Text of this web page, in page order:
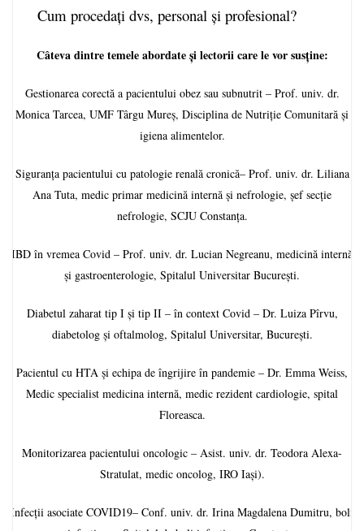
Cum procedați dvs, personal și profesional?
Câteva dintre temele abordate și lectorii care le vor susține:
Gestionarea corectă a pacientului obez sau subnutrit – Prof. univ. dr.
Monica Tarcea, UMF Târgu Mureș, Disciplina de Nutriție Comunitară și
igiena alimentelor.
Siguranța pacientului cu patologie renală cronică– Prof. univ. dr. Liliana
Ana Tuta, medic primar medicină internă și nefrologie, șef secție
nefrologie, SCJU Constanța.
IBD în vremea Covid – Prof. univ. dr. Lucian Negreanu, medicină internă
și gastroenterologie, Spitalul Universitar București.
Diabetul zaharat tip I și tip II – în context Covid – Dr. Luiza Pîrvu,
diabetolog și oftalmolog, Spitalul Universitar, București.
Pacientul cu HTA și echipa de îngrijire în pandemie – Dr. Emma Weiss,
Medic specialist medicina internă, medic rezident cardiologie, spital
Floreasca.
Monitorizarea pacientului oncologic – Asist. univ. dr. Teodora Alexa-
Stratulat, medic oncolog, IRO Iași).
Infecții asociate COVID19– Conf. univ. dr. Irina Magdalena Dumitru, boli